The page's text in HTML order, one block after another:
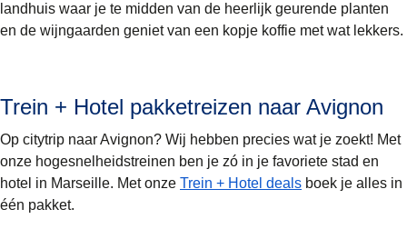
landhuis waar je te midden van de heerlijk geurende planten
en de wijngaarden geniet van een kopje koffie met wat lekkers.
Trein + Hotel pakketreizen naar Avignon
Op citytrip naar Avignon? Wij hebben precies wat je zoekt! Met
onze hogesnelheidstreinen ben je zó in je favoriete stad en
hotel in Marseille. Met onze Trein + Hotel deals boek je alles in
één pakket.